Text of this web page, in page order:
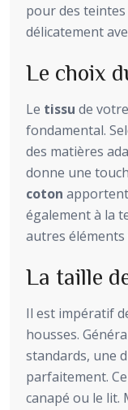
pour des
délicatement
Le choix
Le tissu de
fondamental.
des matières
donne une
coton
également à la
autres éléments
La taille
Il est impératif
housses.
standards, une
parfaitement.
canapé ou le lit.